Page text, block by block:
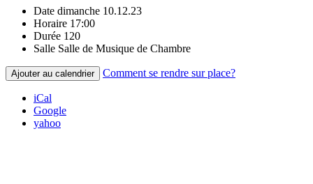
Date dimanche 10.12.23
Horaire 17:00
Durée 120
Salle Salle de Musique de Chambre
Ajouter au calendrier Comment se rendre sur place?
iCal
Google
yahoo